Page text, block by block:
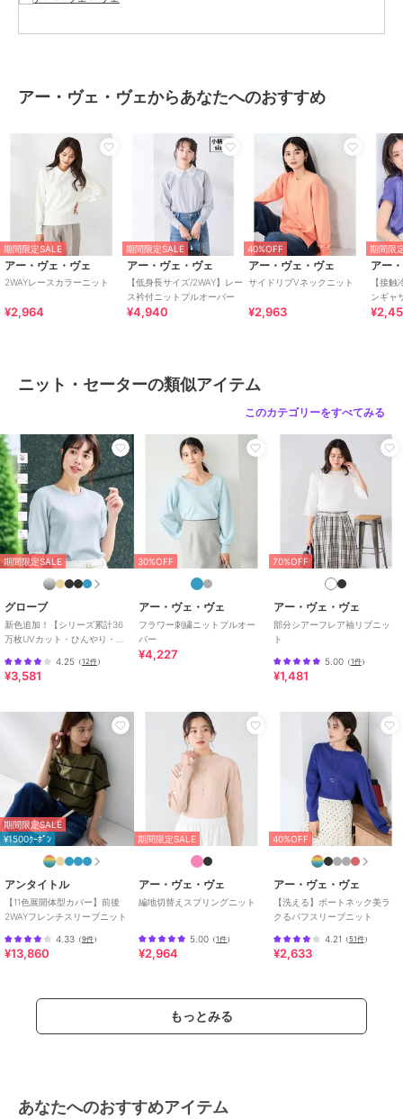
■商品のお気に入り登録（ハートマークをクリック）
--------------------
※商品画像は、光の当たり具合やパソコンなどの閲覧環境により
実際の色味と異なって見える場合がございます。
商品の色味の目安は商品単体の画像をご参照ください。
期間限定セール開催中
ブランド アー・ヴェ・ヴェ
ニット・セーター
カラー ネイビー、ライトグレー
サイズ
素材
ネイビー/ライトグレー：本体部分
ポリエステル 100% レース部分 ポ
リエステル 100%
商品のお取り扱い方法
原産国
アー・ヴェ・ヴェからあなたへのおすすめ
期間限定SALE
アー・ヴェ・ヴェ
2WAYレースカラーニット
¥2,964
期間限定SALE
アー・ヴェ・ヴェ
【低身長サイズ/2WAY】レー
ス衿付ニットプルオーバー
¥4,940
40%OFF
アー・ヴェ・ヴェ
サイドリブVネックニット
¥2,963
期間限
アー
【接
ンギャ
乾/イー
ニット・セーターの類似アイテム
このカテゴリーをすべてみる
期間限定SALE
グローブ
新色追加！【シリーズ累計36
万枚UVカット・ひんやり・洗
チ 五分袖ニット
4.25 （12件）
¥3,581
30%OFF
アー・ヴェ・ヴェ
フラワー刺繍ニットプルオー
バー
¥4,227
70%OFF
アー・ヴェ・ヴェ
部分シアーフレア袖リブニッ
ト
5.00（1件）
¥1,481
期間限定SALE
¥1500ｸｰﾎﾟﾝ
アンタイトル
【11色展開体型カバー】前後
2WAYフレンチスリーブニット
4.33 （9件）
¥13,860
期間限定SALE
アー・ヴェ・ヴェ
編地切替えスプリングニット
5.00 （1件）
¥2,964
40%OFF
アー・ヴェ・ヴェ
【洗える】ボートネック美ラ
クるパフスリーブニット
4.21 （51件）
¥2,633
もっとみる
あなたへのおすすめアイテム